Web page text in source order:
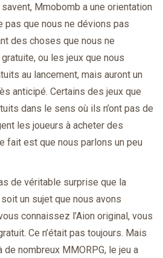
Mmobomb a une orientation
pas que nous ne dévions pas
des choses que nous ne
ou les jeux que nous
au lancement, mais auront un
anticipé. Certains des jeux que
dans le sens où ils n’ont pas de
les joueurs à acheter des
fait est que nous parlons un peu
de véritable surprise que la
un sujet que nous avons
connaissez l’Aion original, vous
Ce n’était pas toujours. Mais
nombreux MMORPG, le jeu a